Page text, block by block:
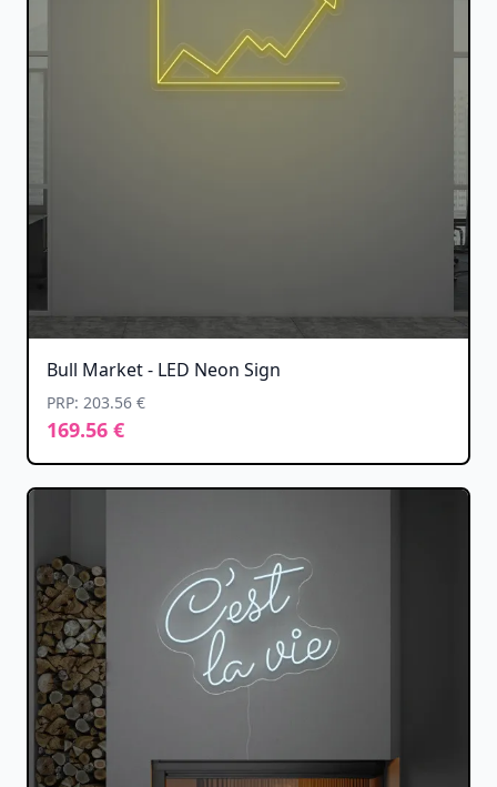
Bull Market - LED Neon Sign
PRP: 203.56 €
169.56 €